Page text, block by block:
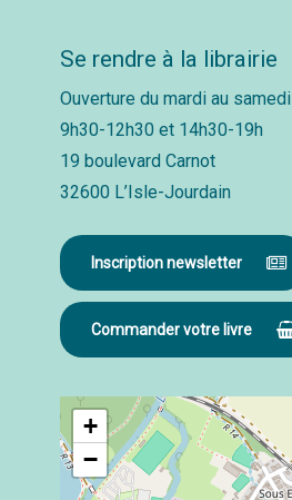
Se rendre à la librairie
Ouverture du mardi au samedi
9h30-12h30 et 14h30-19h
19 boulevard Carnot
32600 L’Isle-Jourdain
Inscription newsletter
Commander votre livre
+
−